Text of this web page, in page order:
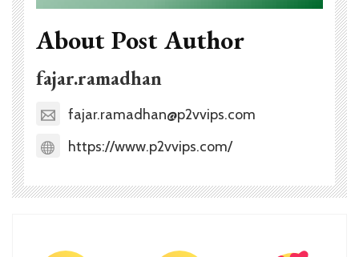
About Post Author
fajar.ramadhan
fajar.ramadhan@p2vvips.com
https://www.p2vvips.com/